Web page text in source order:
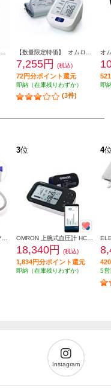
7,255円 (税込)
72円分ポイント還元
即納（在庫残りわずか）
(3件)
即
3位
18,340円 (税込)
1,834円分ポイント還元
即納（在庫残りわずか）
4
5営
Instagram